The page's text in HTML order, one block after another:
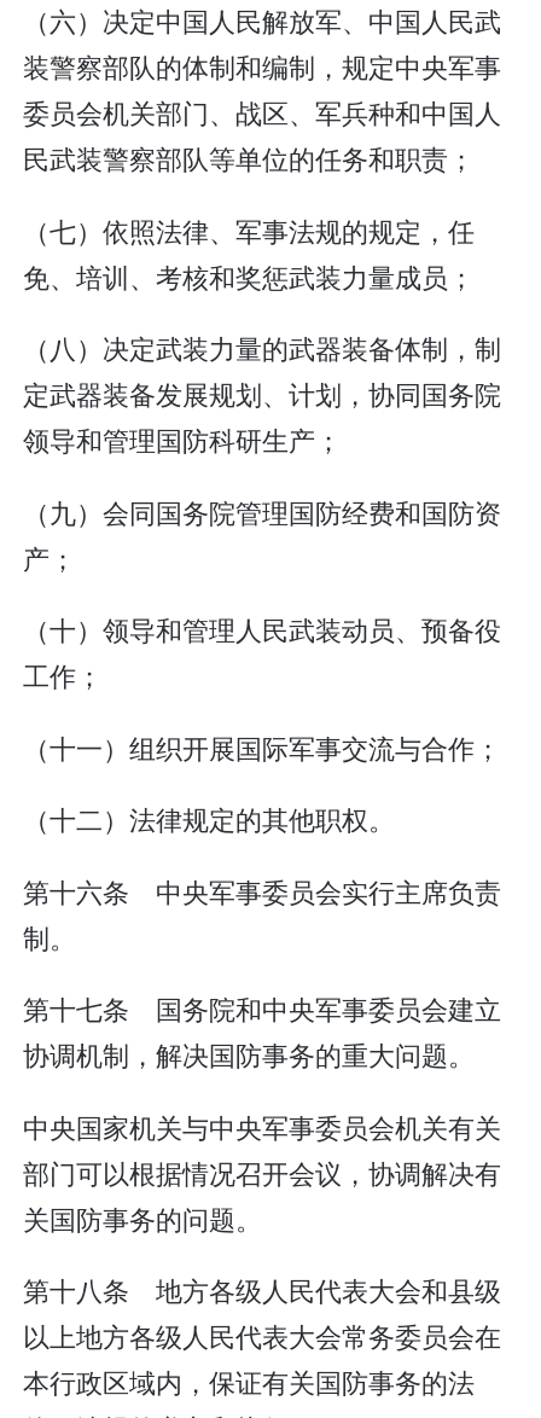
（六）决定中国人民解放军、中国人民武
装警察部队的体制和编制，规定中央军事
委员会机关部门、战区、军兵种和中国人
民武装警察部队等单位的任务和职责；
（七）依照法律、军事法规的规定，任
免、培训、考核和奖惩武装力量成员；
（八）决定武装力量的武器装备体制，制
定武器装备发展规划、计划，协同国务院
领导和管理国防科研生产；
（九）会同国务院管理国防经费和国防资
产；
（十）领导和管理人民武装动员、预备役
工作；
（十一）组织开展国际军事交流与合作；
（十二）法律规定的其他职权。
第十六条 中央军事委员会实行主席负责
制。
第十七条 国务院和中央军事委员会建立
协调机制，解决国防事务的重大问题。
中央国家机关与中央军事委员会机关有关
部门可以根据情况召开会议，协调解决有
关国防事务的问题。
第十八条 地方各级人民代表大会和县级
以上地方各级人民代表大会常务委员会在
本行政区域内，保证有关国防事务的法